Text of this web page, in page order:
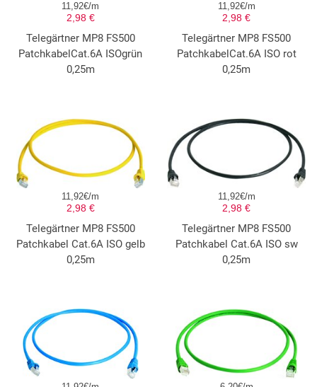
11,92€/m
2,98 €
Telegärtner MP8 FS500
PatchkabelCat.6A ISOgrün
0,25m
11,92€/m
2,98 €
Telegärtner MP8 FS500
PatchkabelCat.6A ISO rot
0,25m
11,92€/m
2,98 €
Telegärtner MP8 FS500
Patchkabel Cat.6A ISO gelb
0,25m
11,92€/m
2,98 €
Telegärtner MP8 FS500
Patchkabel Cat.6A ISO sw
0,25m